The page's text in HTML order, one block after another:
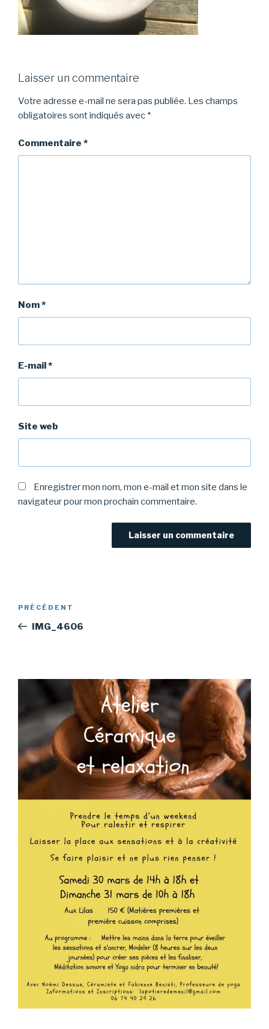
Laisser un commentaire
Votre adresse e-mail ne sera pas publiée. Les champs
obligatoires sont indiqués avec *
Commentaire *
Nom*
E-mail*
Site web
Enregistrer mon nom, mon e-mail et mon site dans le
navigateur pour mon prochain commentaire.
Navigation
l’article
Article
précédent
PRÉCÉDENT
IMG_4606